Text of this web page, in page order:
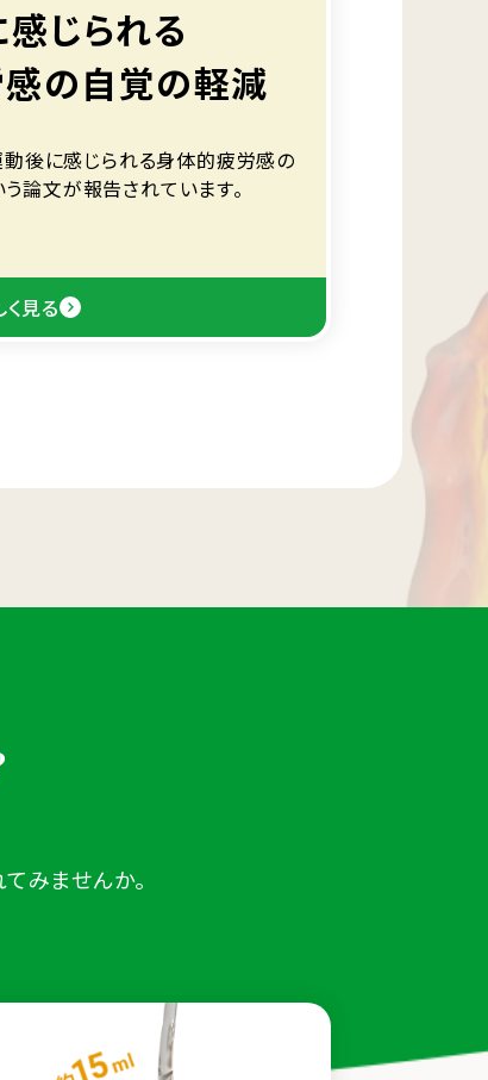
じられる
の自覚の軽減
後に感じられる身体的疲労感の
論文が報告されています。
見る
みませんか。